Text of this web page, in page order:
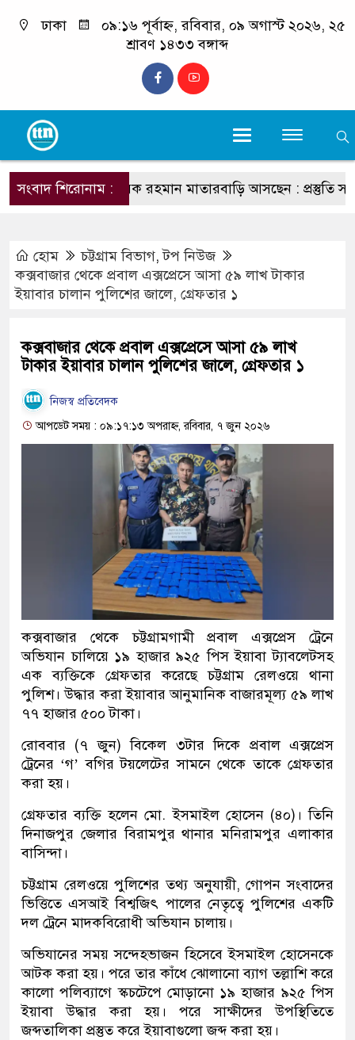
ঢাকা
০৯:১৬ পূর্বাহ্ন, রবিবার, ০৯ অগাস্ট ২০২৬, ২৫
শ্রাবণ ১৪৩৩ বঙ্গাব্দ
সংবাদ শিরোনাম :
প্রধানমন্ত্রী তারেক রহমান মাতারবাড়ি আসছেন : প্রস্তুতি সম্পন্ন,
হোম চট্টগ্রাম বিভাগ,টপ নিউজ
কক্সবাজার থেকে প্রবাল এক্সপ্রেসে আসা ৫৯ লাখ টাকার
ইয়াবার চালান পুলিশের জালে, গ্রেফতার ১
কক্সবাজার থেকে প্রবাল এক্সপ্রেসে আসা ৫৯ লাখ
টাকার ইয়াবার চালান পুলিশের জালে, গ্রেফতার ১
নিজস্ব প্রতিবেদক
আপডেট সময় : ০৯:১৭:১৩ অপরাহ্ন, রবিবার, ৭ জুন ২০২৬
কক্সবাজার থেকে চট্টগ্রামগামী প্রবাল এক্সপ্রেস ট্রেনে
অভিযান চালিয়ে ১৯ হাজার ৯২৫ পিস ইয়াবা ট্যাবলেটসহ
এক ব্যক্তিকে গ্রেফতার করেছে চট্টগ্রাম রেলওয়ে থানা
পুলিশ। উদ্ধার করা ইয়াবার আনুমানিক বাজারমূল্য ৫৯ লাখ
৭৭ হাজার ৫০০ টাকা।
রোববার (৭ জুন) বিকেল ৩টার দিকে প্রবাল এক্সপ্রেস
ট্রেনের ‘গ’ বগির টয়লেটের সামনে থেকে তাকে গ্রেফতার
করা হয়।
গ্রেফতার ব্যক্তি হলেন মো. ইসমাইল হোসেন (৪০)। তিনি
দিনাজপুর জেলার বিরামপুর থানার মনিরামপুর এলাকার
বাসিন্দা।
চট্টগ্রাম রেলওয়ে পুলিশের তথ্য অনুযায়ী, গোপন সংবাদের
ভিত্তিতে এসআই বিশ্বজিৎ পালের নেতৃত্বে পুলিশের একটি
দল ট্রেনে মাদকবিরোধী অভিযান চালায়।
অভিযানের সময় সন্দেহভাজন হিসেবে ইসমাইল হোসেনকে
আটক করা হয়। পরে তার কাঁধে ঝোলানো ব্যাগ তল্লাশি করে
কালো পলিব্যাগে স্কচটেপে মোড়ানো ১৯ হাজার ৯২৫ পিস
ইয়াবা উদ্ধার করা হয়। পরে সাক্ষীদের উপস্থিতিতে
জব্দতালিকা প্রস্তুত করে ইয়াবাগুলো জব্দ করা হয়।